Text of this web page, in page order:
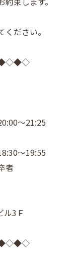
ださい。
～21:25
～19:55
者
ル3Ｆ